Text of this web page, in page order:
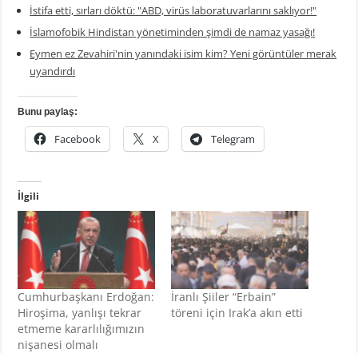
İstifa etti, sırları döktü: "ABD, virüs laboratuvarlarını saklıyor!"
İslamofobik Hindistan yönetiminden şimdi de namaz yasağı!
Eymen ez Zevahiri'nin yanındaki isim kim? Yeni görüntüler merak
uyandırdı
Bunu paylaş:
Facebook X Telegram
İlgili
Cumhurbaşkanı Erdoğan:
Hiroşima, yanlışı tekrar
etmeme kararlılığımızın
nişanesi olmalı
İranlı Şiiler “Erbain”
töreni için Irak’a akın etti